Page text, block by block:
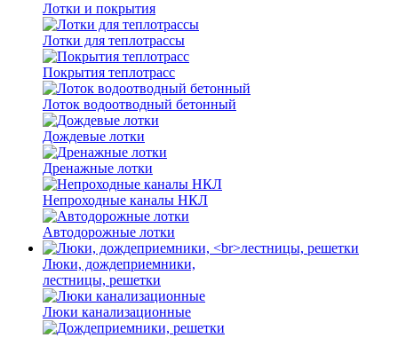
Лотки и покрытия
Лотки для теплотрассы
Покрытия теплотрасс
Лоток водоотводный бетонный
Дождевые лотки
Дренажные лотки
Непроходные каналы НКЛ
Автодорожные лотки
Люки, дождеприемники,
лестницы, решетки
Люки канализационные